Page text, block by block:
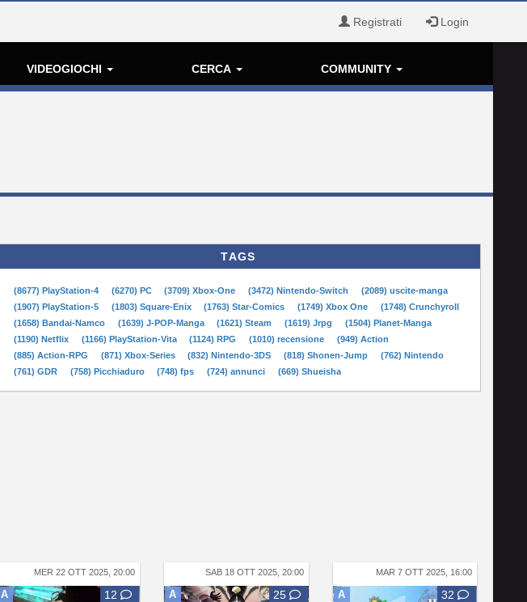
Registrati Login
VIDEOGIOCHI CERCA COMMUNITY
TAGS
(8677) PlayStation-4 (6270) PC (3709) Xbox-One (3472) Nintendo-Switch
(2089) uscite-manga
(1907) PlayStation-5
(1803) Square-Enix (1763) Star-Comics (1749) Xbox One
(1748) Crunchyroll
(1658) Bandai-Namco
(1639) J-POP-Manga (1621) Steam (1619) Jrpg
(1504) Planet-Manga
(1190) Netflix
(1166) PlayStation-Vita (1124) RPG (1010) recensione
(949) Action
(885) Action-RPG
(871) Xbox-Series (832) Nintendo-3DS (818) Shonen-Jump
(762) Nintendo
(761) GDR
(758) Picchiaduro (748) fps (724) annunci (669) Shueisha
MER 22 OTT 2025, 20:00
A 12
SAB 18 OTT 2025, 20:00
A 25
MAR 7 OTT 2025, 16:00
A 32